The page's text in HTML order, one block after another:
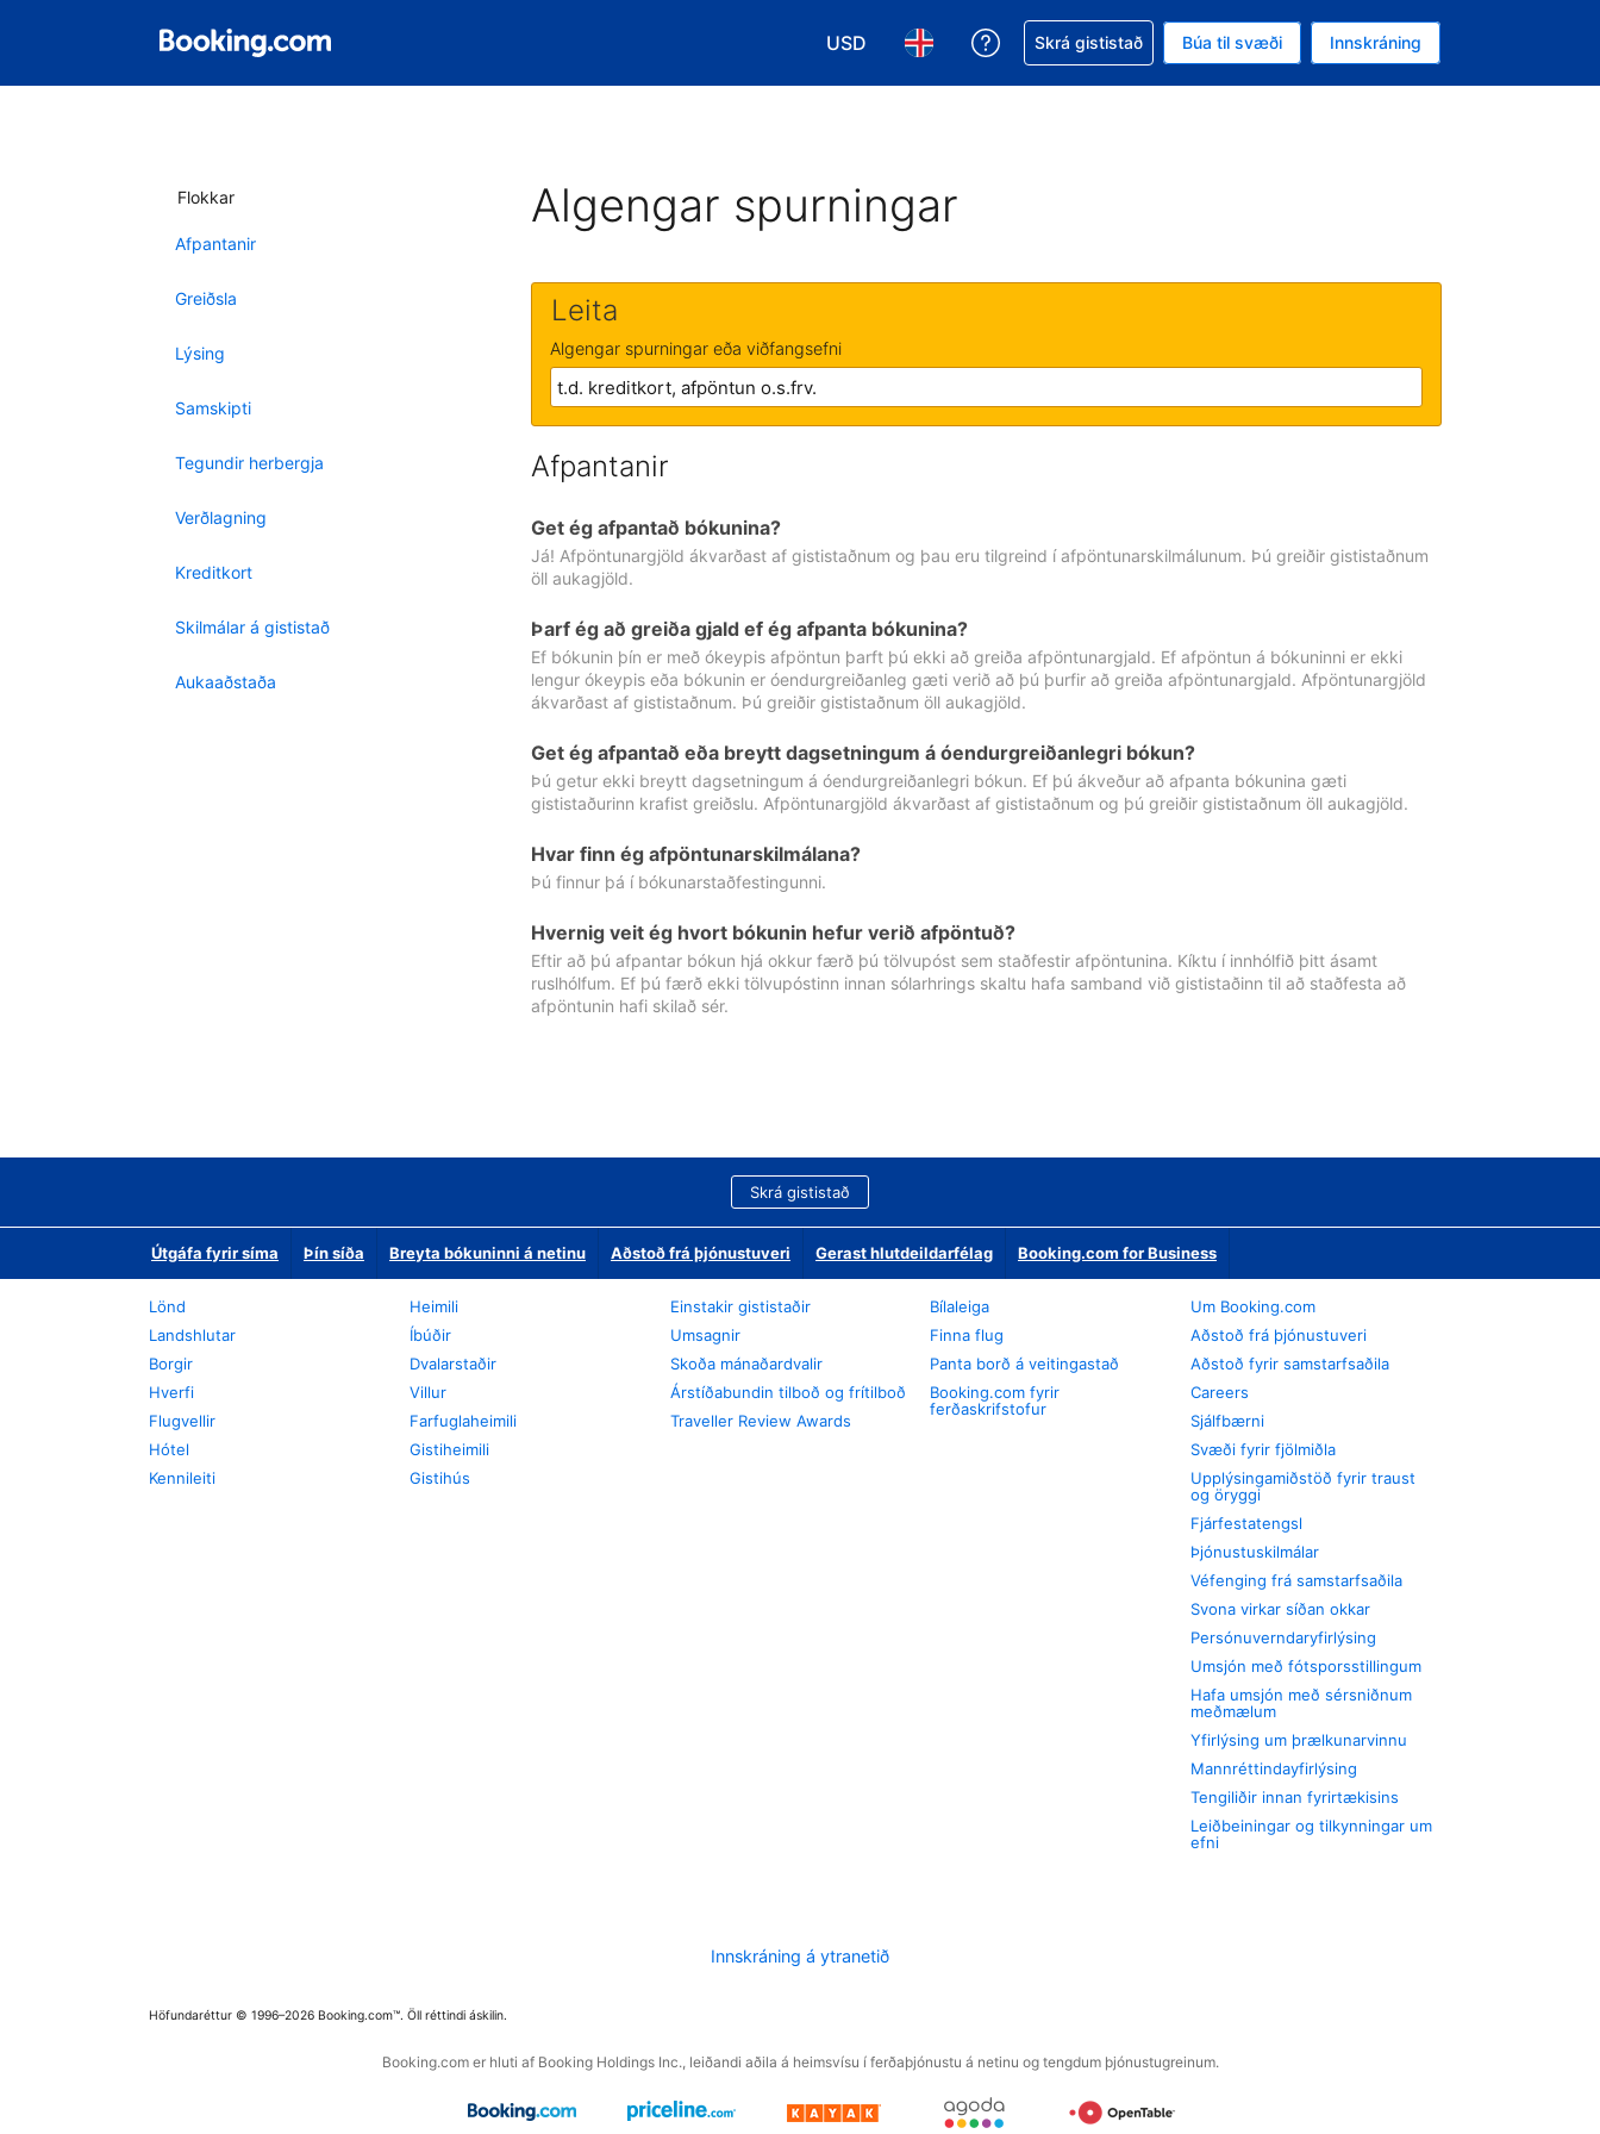
USD
Veldu gjaldmiðil. Í augnablikinu er gjaldmiðillinn Bandaríkjadalur
Veldu þitt tungumál. Í augnablikinu er tungumál þitt Íslensku
Fá aðstoð við bókunina
Skrá gististað Búa til svæði Innskráning
Flokkar
Afpantanir
Greiðsla
Lýsing
Samskipti
Tegundir herbergja
Verðlagning
Kreditkort
Skilmálar á gististað
Aukaaðstaða
Algengar spurningar
Leita
Algengar spurningar eða viðfangsefni
Afpantanir
Get ég afpantað bókunina?
Já! Afpöntunargjöld ákvarðast af gististaðnum og þau eru tilgreind í afpöntunarskilmálunum. Þú greiðir gististaðnum
öll aukagjöld.
Þarf ég að greiða gjald ef ég afpanta bókunina?
Ef bókunin þín er með ókeypis afpöntun þarft þú ekki að greiða afpöntunargjald. Ef afpöntun á bókuninni er ekki
lengur ókeypis eða bókunin er óendurgreiðanleg gæti verið að þú þurfir að greiða afpöntunargjald. Afpöntunargjöld
ákvarðast af gististaðnum. Þú greiðir gististaðnum öll aukagjöld.
Get ég afpantað eða breytt dagsetningum á óendurgreiðanlegri bókun?
Þú getur ekki breytt dagsetningum á óendurgreiðanlegri bókun. Ef þú ákveður að afpanta bókunina gæti
gististaðurinn krafist greiðslu. Afpöntunargjöld ákvarðast af gististaðnum og þú greiðir gististaðnum öll aukagjöld.
Hvar finn ég afpöntunarskilmálana?
Þú finnur þá í bókunarstaðfestingunni.
Hvernig veit ég hvort bókunin hefur verið afpöntuð?
Eftir að þú afpantar bókun hjá okkur færð þú tölvupóst sem staðfestir afpöntunina. Kíktu í innhólfið þitt ásamt
ruslhólfum. Ef þú færð ekki tölvupóstinn innan sólarhrings skaltu hafa samband við gististaðinn til að staðfesta að
afpöntunin hafi skilað sér.
Skrá gististað
Útgáfa fyrir síma Þín síða Breyta bókuninni á netinu Aðstoð frá þjónustuveri Gerast hlutdeildarfélag Booking.com for Business
Lönd
Landshlutar
Borgir
Hverfi
Flugvellir
Hótel
Kennileiti
Heimili
Íbúðir
Dvalarstaðir
Villur
Farfuglaheimili
Gistiheimili
Gistihús
Einstakir gististaðir
Umsagnir
Skoða mánaðardvalir
Árstíðabundin tilboð og frítilboð
Traveller Review Awards
Bílaleiga
Finna flug
Panta borð á veitingastað
Booking.com fyrir
ferðaskrifstofur
Um Booking.com
Aðstoð frá þjónustuveri
Aðstoð fyrir samstarfsaðila
Careers
Sjálfbærni
Svæði fyrir fjölmiðla
Upplýsingamiðstöð fyrir traust
og öryggi
Fjárfestatengsl
Þjónustuskilmálar
Véfenging frá samstarfsaðila
Svona virkar síðan okkar
Persónuverndaryfirlýsing
Umsjón með fótsporsstillingum
Hafa umsjón með sérsniðnum
meðmælum
Yfirlýsing um þrælkunarvinnu
Mannréttindayfirlýsing
Tengiliðir innan fyrirtækisins
Leiðbeiningar og tilkynningar um
efni
Innskráning á ytranetið
Höfundaréttur © 1996–2026 Booking.com™. Öll réttindi áskilin.
Booking.com er hluti af Booking Holdings Inc., leiðandi aðila á heimsvísu í ferðaþjónustu á netinu og tengdum þjónustugreinum.